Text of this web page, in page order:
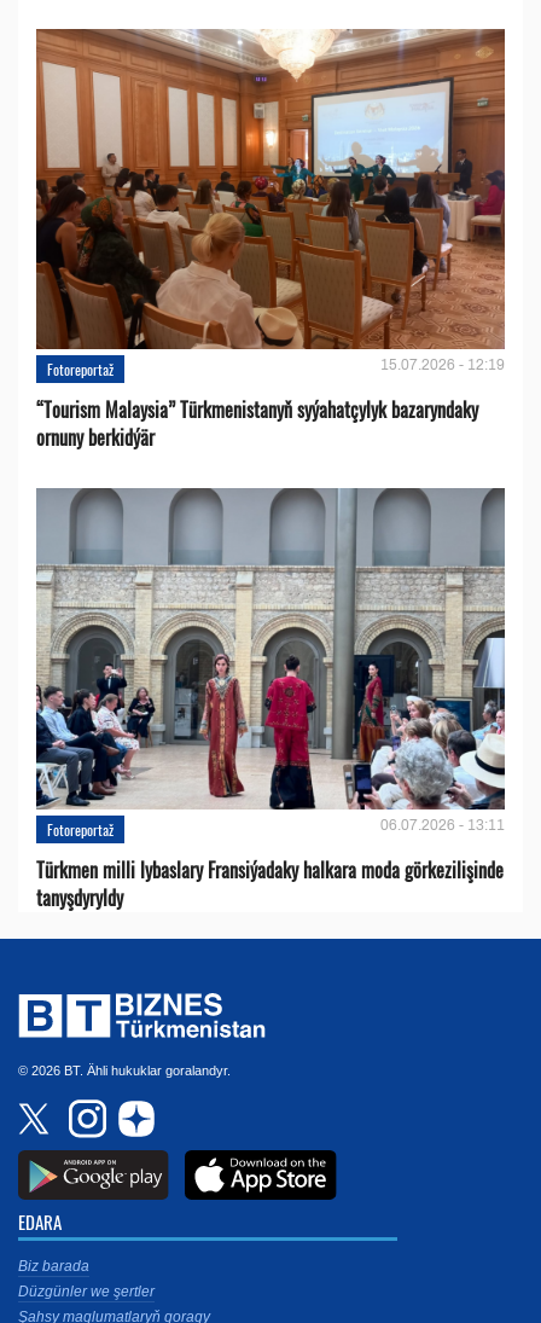
Fotoreportaž 15.07.2026 - 12:19
“Tourism Malaysia” Türkmenistanyň syýahatçylyk bazaryndaky
ornuny berkidýär
Fotoreportaž 06.07.2026 - 13:11
Türkmen milli lybaslary Fransiýadaky halkara moda görkezilişinde
tanyşdyryldy
© 2026 BT. Ähli hukuklar goralandyr.
EDARA
Biz barada
Düzgünler we şertler
Şahsy maglumatlaryň goragy